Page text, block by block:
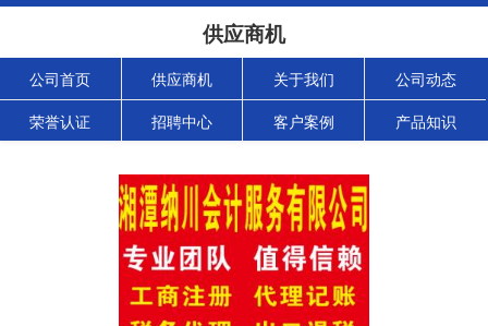
供应商机
公司首页 供应商机 关于我们 公司动态
荣誉认证 招聘中心 客户案例 产品知识